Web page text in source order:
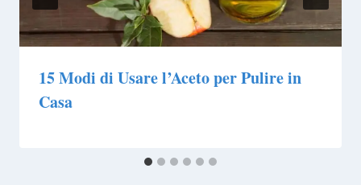
15 Modi di Usare l’Aceto per Pulire in
Casa